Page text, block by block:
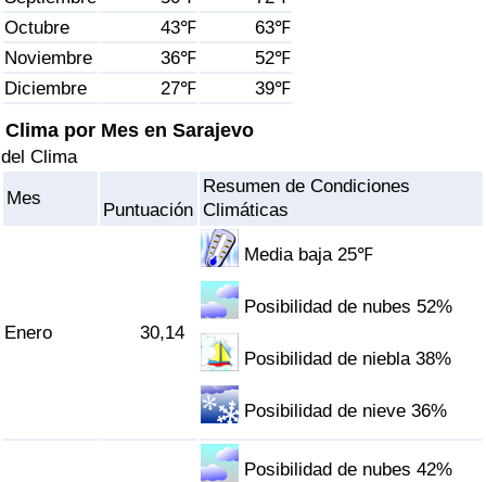
Octubre
43℉
63℉
Noviembre
36℉
52℉
Diciembre
27℉ 39℉
Clima por Mes en Sarajevo
del Clima
Mes
Puntuación
Resumen de Condiciones
Climáticas
Enero 30,14
Media baja 25℉
Posibilidad de nubes 52%
Posibilidad de niebla 38%
Posibilidad de nieve 36%
Posibilidad de nubes 42%
Índice de criminalidad por país
Sanidad
Índice de Sanidad (Actual)
Índice de Sanidad por País
Índice de Contaminación (Actual)
Índice de contaminación
Índice de Contaminación por País